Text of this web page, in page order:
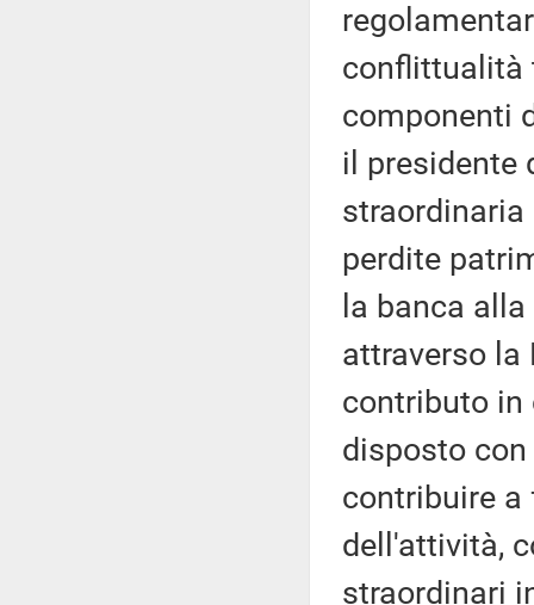
conflittualità
componenti
il presidente
perdite
la banca
attraverso la
contributo in
disposto con
contribuire a
dell'attività,
straordinari